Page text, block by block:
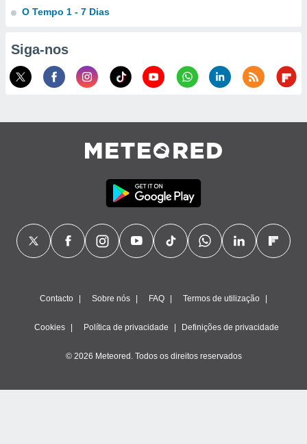
de
fontes,
melhorar
dados
estudos
O Tempo 1 - 7 Dias
Siga-nos
Contacto Sobre nós FAQ Termos de utilização
Cookies Política de privacidade Definições de privacidade
© 2026 Meteored. Todos os direitos reservados